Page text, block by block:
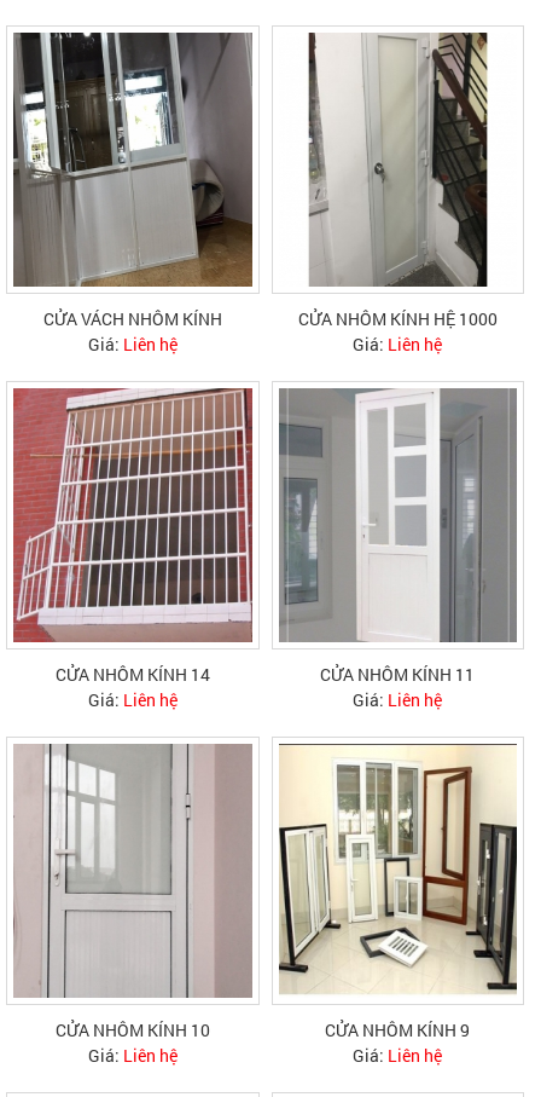
CỬA VÁCH NHÔM KÍNH
Giá: Liên hệ
CỬA NHÔM KÍNH HỆ 1000
Giá: Liên hệ
CỬA NHÔM KÍNH 14
Giá: Liên hệ
CỬA NHÔM KÍNH 11
Giá: Liên hệ
CỬA NHÔM KÍNH 10
Giá: Liên hệ
CỬA NHÔM KÍNH 9
Giá: Liên hệ